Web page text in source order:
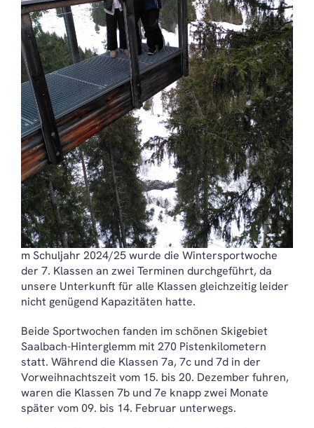
m Schuljahr 2024/25 wurde die Wintersportwoche
der 7. Klassen an zwei Terminen durchgeführt, da
unsere Unterkunft für alle Klassen gleichzeitig leider
nicht genügend Kapazitäten hatte.
Beide Sportwochen fanden im schönen Skigebiet
Saalbach-Hinterglemm mit 270 Pistenkilometern
statt. Während die Klassen 7a, 7c und 7d in der
Vorweihnachtszeit vom 15. bis 20. Dezember fuhren,
waren die Klassen 7b und 7e knapp zwei Monate
später vom 09. bis 14. Februar unterwegs.